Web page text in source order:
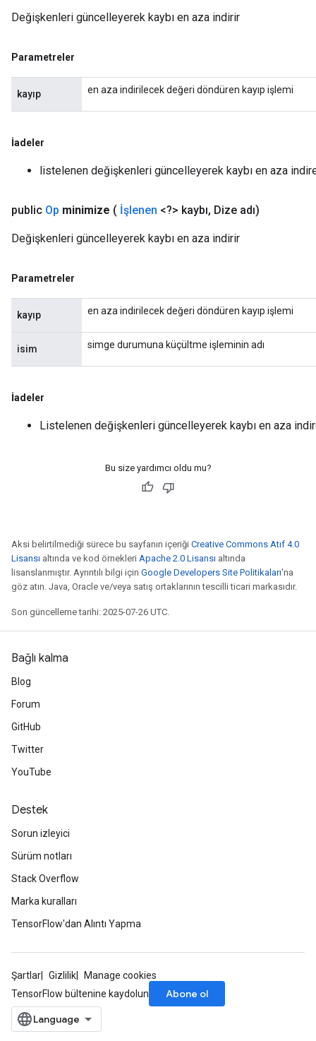
Değişkenleri güncelleyerek kaybı en aza indirir
Parametreler
kayıp en aza indirilecek değeri döndüren kayıp işlemi
İadeler
listelenen değişkenleri güncelleyerek kaybı en aza
public Op minimize ( İşlenen <?> kaybı, Dize adı)
Değişkenleri güncelleyerek kaybı en aza indirir
Parametreler
kayıp en aza indirilecek değeri döndüren kayıp işlemi
isim simge durumuna küçültme işleminin adı
İadeler
Listelenen değişkenleri güncelleyerek kaybı en aza
Bu size yardımcı oldu mu?
Aksi belirtilmediği sürece bu sayfanın içeriği Creative Commons Atıf 4.0
Lisansı altında ve kod örnekleri Apache 2.0 Lisansı altında
lisanslanmıştır. Ayrıntılı bilgi için Google Developers Site Politikaları'na
göz atın. Java, Oracle ve/veya satış ortaklarının tescilli ticari markasıdır.
Son güncelleme tarihi: 2025-07-26 UTC.
Bağlı kalma
Blog
Forum
GitHub
Twitter
YouTube
Destek
Sorun izleyici
Sürüm notları
Stack Overflow
Marka kuralları
TensorFlow'dan Alıntı Yapma
Şartlar Gizlilik
Manage cookies
TensorFlow bültenine kaydolun
Abone ol